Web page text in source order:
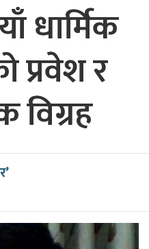
धार्मिक
प्रवेश र
विग्रह